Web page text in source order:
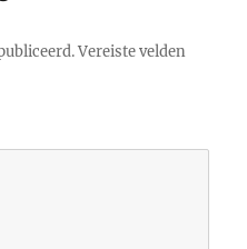
Vereiste velden